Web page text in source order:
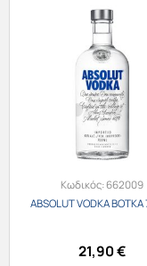
Κωδικός:662009
ABSOLUT VODKA ΒΟΤΚΑ
21,90€